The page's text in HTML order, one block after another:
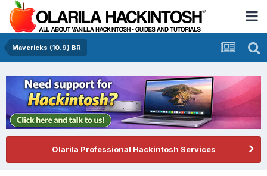
Mavericks (10.9) BR
Olarila Professional Hackintosh Services